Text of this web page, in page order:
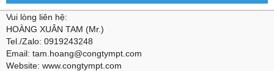
Vui lòng liên hệ:
HOÀNG XUÂN TAM (Mr.)
Tel./Zalo: 0919243248
Email: tam.hoang@congtympt.com
Website: www.congtympt.com